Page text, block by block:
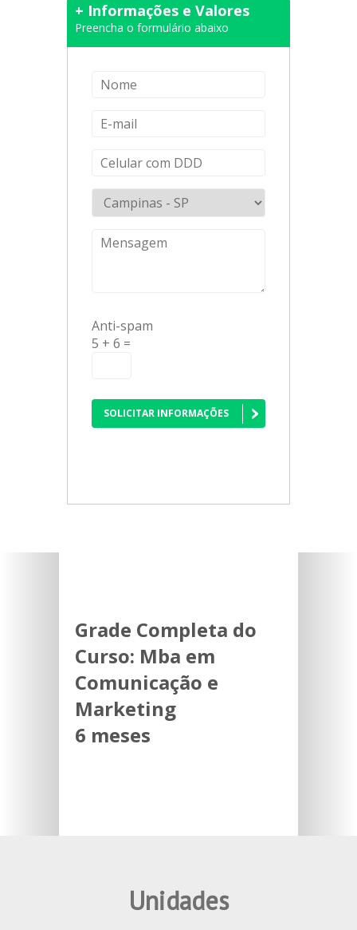
+ Informações e Valores
Preencha o formulário abaixo
Anti-spam
5 + 6 =
SOLICITAR INFORMAÇÕES
Grade Completa do
Curso: Mba em
Comunicação e
Marketing
6 meses
Unidades